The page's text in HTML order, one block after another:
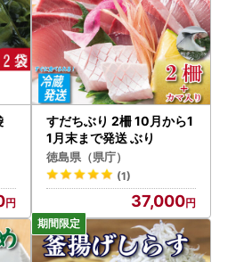
すだちぶり 2柵 10月から1
1月末まで発送 ぶり
徳島県（県庁）
(1)
37,000